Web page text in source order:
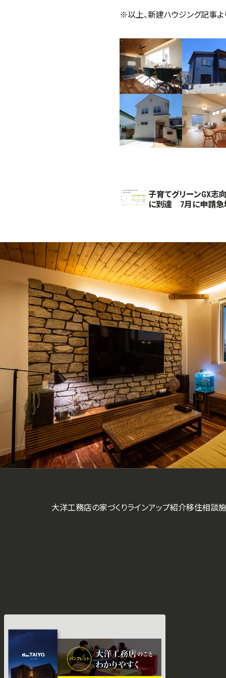
※以上、新建ハウジング記事よ
子育てグリーンGX志
に到達 7月に申請急
大洋工務店の家づくりラインアップ紹介移住相談